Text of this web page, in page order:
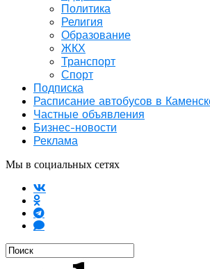
Политика
Религия
Образование
ЖКХ
Транспорт
Спорт
Подписка
Расписание автобусов в
Частные объявления
Бизнес-новости
Реклама
Мы в социальных сетях